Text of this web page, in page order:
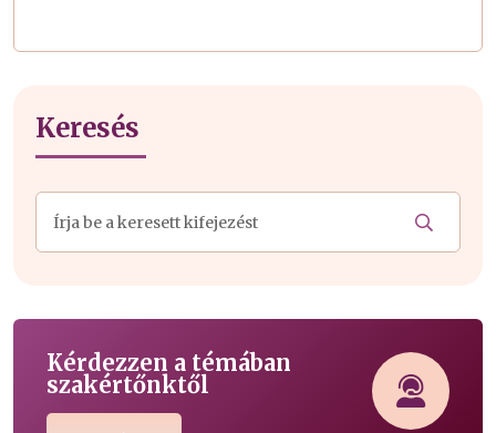
Keresés
Kérdezzen a témában
szakértőnktől